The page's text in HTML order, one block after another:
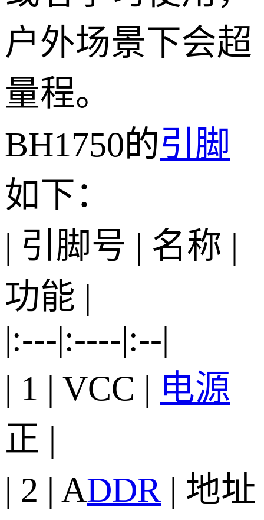
户外场景下会超
量程。
BH1750的引脚
如下：
| 引脚号 | 名称 |
功能 |
|:---|:----|:--|
| 1 | VCC | 电源
正 |
| 2 | ADDR | 地址